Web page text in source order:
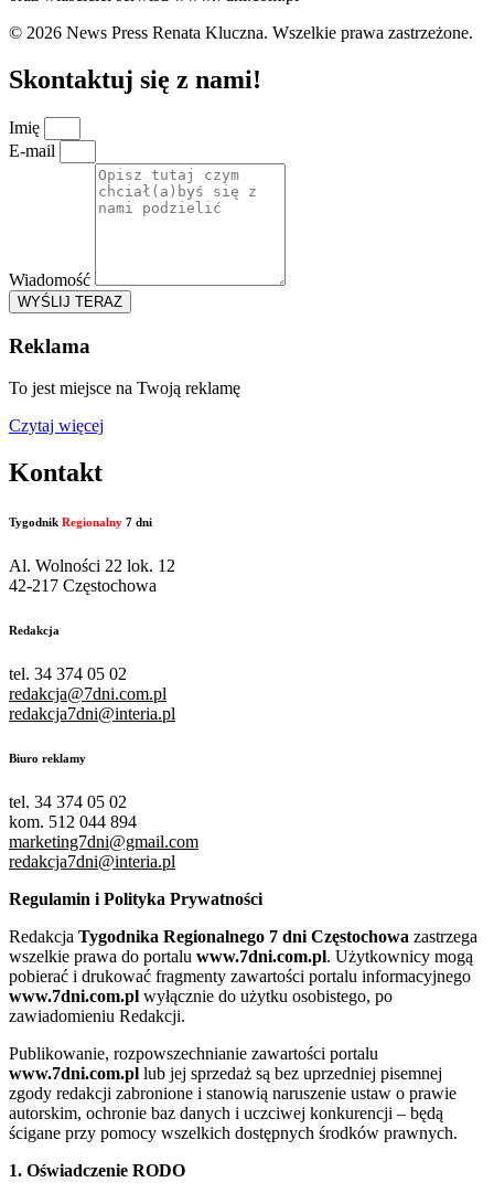
© 2026 News Press Renata Kluczna. Wszelkie prawa zastrzeżone.
Skontaktuj się z nami!
Imię
E-mail
Wiadomość
WYŚLIJ TERAZ
Reklama
To jest miejsce na Twoją reklamę
Czytaj więcej
Kontakt
Tygodnik Regionalny 7 dni
Al. Wolności 22 lok. 12
42-217 Częstochowa
Redakcja
tel. 34 374 05 02
redakcja@7dni.com.pl
redakcja7dni@interia.pl
Biuro reklamy
tel. 34 374 05 02
kom. 512 044 894
marketing7dni@gmail.com
redakcja7dni@interia.pl
Regulamin i Polityka Prywatności
Redakcja Tygodnika Regionalnego 7 dni Częstochowa zastrzega
wszelkie prawa do portalu www.7dni.com.pl. Użytkownicy mogą
pobierać i drukować fragmenty zawartości portalu informacyjnego
www.7dni.com.pl wyłącznie do użytku osobistego, po
zawiadomieniu Redakcji.
Publikowanie, rozpowszechnianie zawartości portalu
www.7dni.com.pl lub jej sprzedaż są bez uprzedniej pisemnej
zgody redakcji zabronione i stanowią naruszenie ustaw o prawie
autorskim, ochronie baz danych i uczciwej konkurencji – będą
ścigane przy pomocy wszelkich dostępnych środków prawnych.
1. Oświadczenie RODO